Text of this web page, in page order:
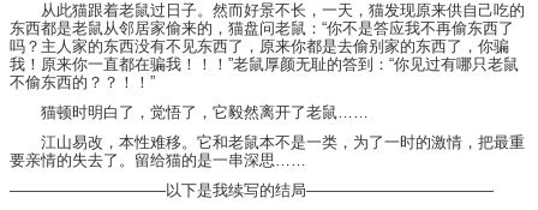
从此猫跟着老鼠过日子。然而好景不长，一天，猫发现原来供自己吃的
东西都是老鼠从邻居家偷来的，猫盘问老鼠：“你不是答应我不再偷东西了
吗？主人家的东西没有不见东西了，原来你都是去偷别家的东西了，你骗
我！原来你一直都在骗我！！！”老鼠厚颜无耻的答到：“你见过有哪只老鼠
不偷东西的？？！！”
猫顿时明白了，觉悟了，它毅然离开了老鼠……
江山易改，本性难移。它和老鼠本不是一类，为了一时的激情，把最重
要亲情的失去了。留给猫的是一串深思……
——————————以下是我续写的结局————————————